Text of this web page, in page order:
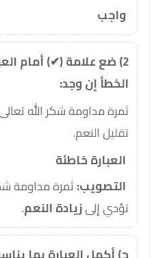
واجب
2) ضع علامة (✔) أمام
الخطأ إن وجد:
ثمرة مداومة شكر الله
تقليل النعم.
العبارة خاطئة
التصويب:ثمرة مداومة
تؤدي إلىزيادة النعم.